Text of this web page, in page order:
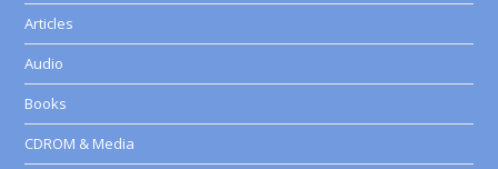
Articles
Audio
Books
CDROM & Media